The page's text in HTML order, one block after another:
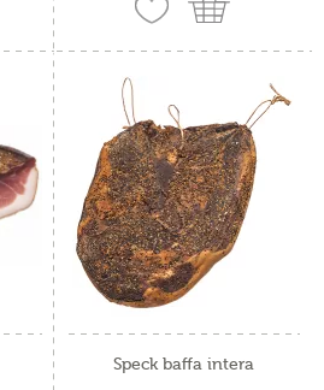
Speck baffa intera